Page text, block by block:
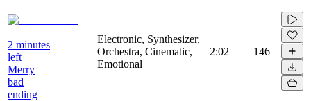
2 minutes
left
Merry
bad
ending
Electronic, Synthesizer,
Orchestra, Cinematic,
Emotional
2:02 146